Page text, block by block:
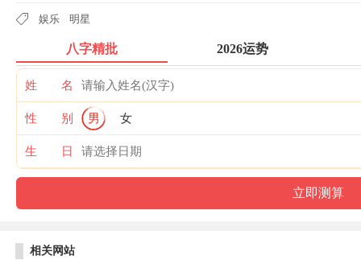
娱乐 明星
八字精批 2026运势
姓 名
性 别 男 女
生 日
相关网站